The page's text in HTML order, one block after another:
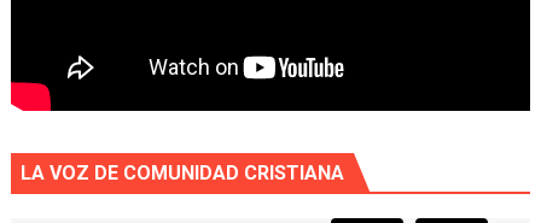
LA VOZ DE COMUNIDAD CRISTIANA